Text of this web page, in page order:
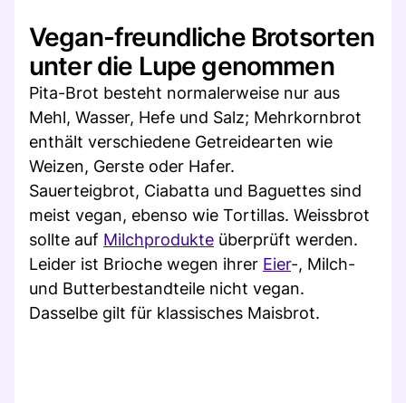
Vegan-freundliche Brotsorten
unter die Lupe genommen
Pita-Brot besteht normalerweise nur aus
Mehl, Wasser, Hefe und Salz; Mehrkornbrot
enthält verschiedene Getreidearten wie
Weizen, Gerste oder Hafer.
Sauerteigbrot, Ciabatta und Baguettes sind
meist vegan, ebenso wie Tortillas. Weissbrot
sollte auf Milchprodukte überprüft werden.
Leider ist Brioche wegen ihrer Eier-, Milch-
und Butterbestandteile nicht vegan.
Dasselbe gilt für klassisches Maisbrot.